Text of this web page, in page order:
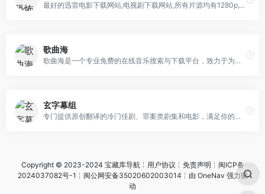
最好的迅雷电影下载网站,电视剧下载网站,所有片源均有1280p,1080p,720p高清资源,免费为您提供下载服务.电影资源下载网站哪个好,好恐怖MP4电影下载网站.
歌曲海
歌曲海是一个专业免费的在线音乐搜索与下载平台，致力于为用户提供全网最全面的MP3歌曲资源。无论是付费歌曲、流行音乐，还是经典老歌，这里都能轻松找到。
玄字幕组
专门提供原创翻译的冷门佳剧、罪案类剧集和电影，满足你的探索欲望。还在寻找那些鲜为人知的影视资源吗？玄字幕组便是这样一个宝库，网站独到的眼光，挖掘并翻译那些未被大众发现的影视珍珠。
Copyright © 2023-2024 宝藏库导航╎ 用户协议 ╎ 免责声明 ╎ 闽ICP备
2024037082号-1 ╎ 闽公网安备35020602003014 ╎由 OneNav 强力驱
动